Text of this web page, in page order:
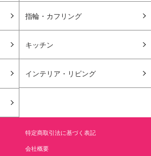
指輪・カフリング
キッチン
インテリア・リビング
特定商取引法に基づく表記
会社概要